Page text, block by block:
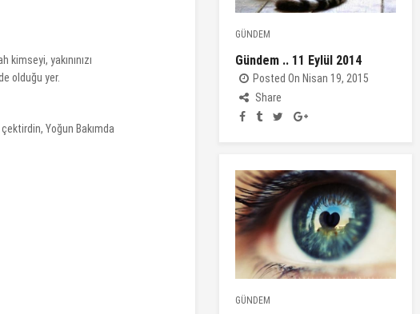
yakınınızı
olduğu yer.
Yoğun Bakımda
GÜNDEM
Gündem .. 11 Eylül 2014
Posted On Nisan 19, 2015
Share
GÜNDEM